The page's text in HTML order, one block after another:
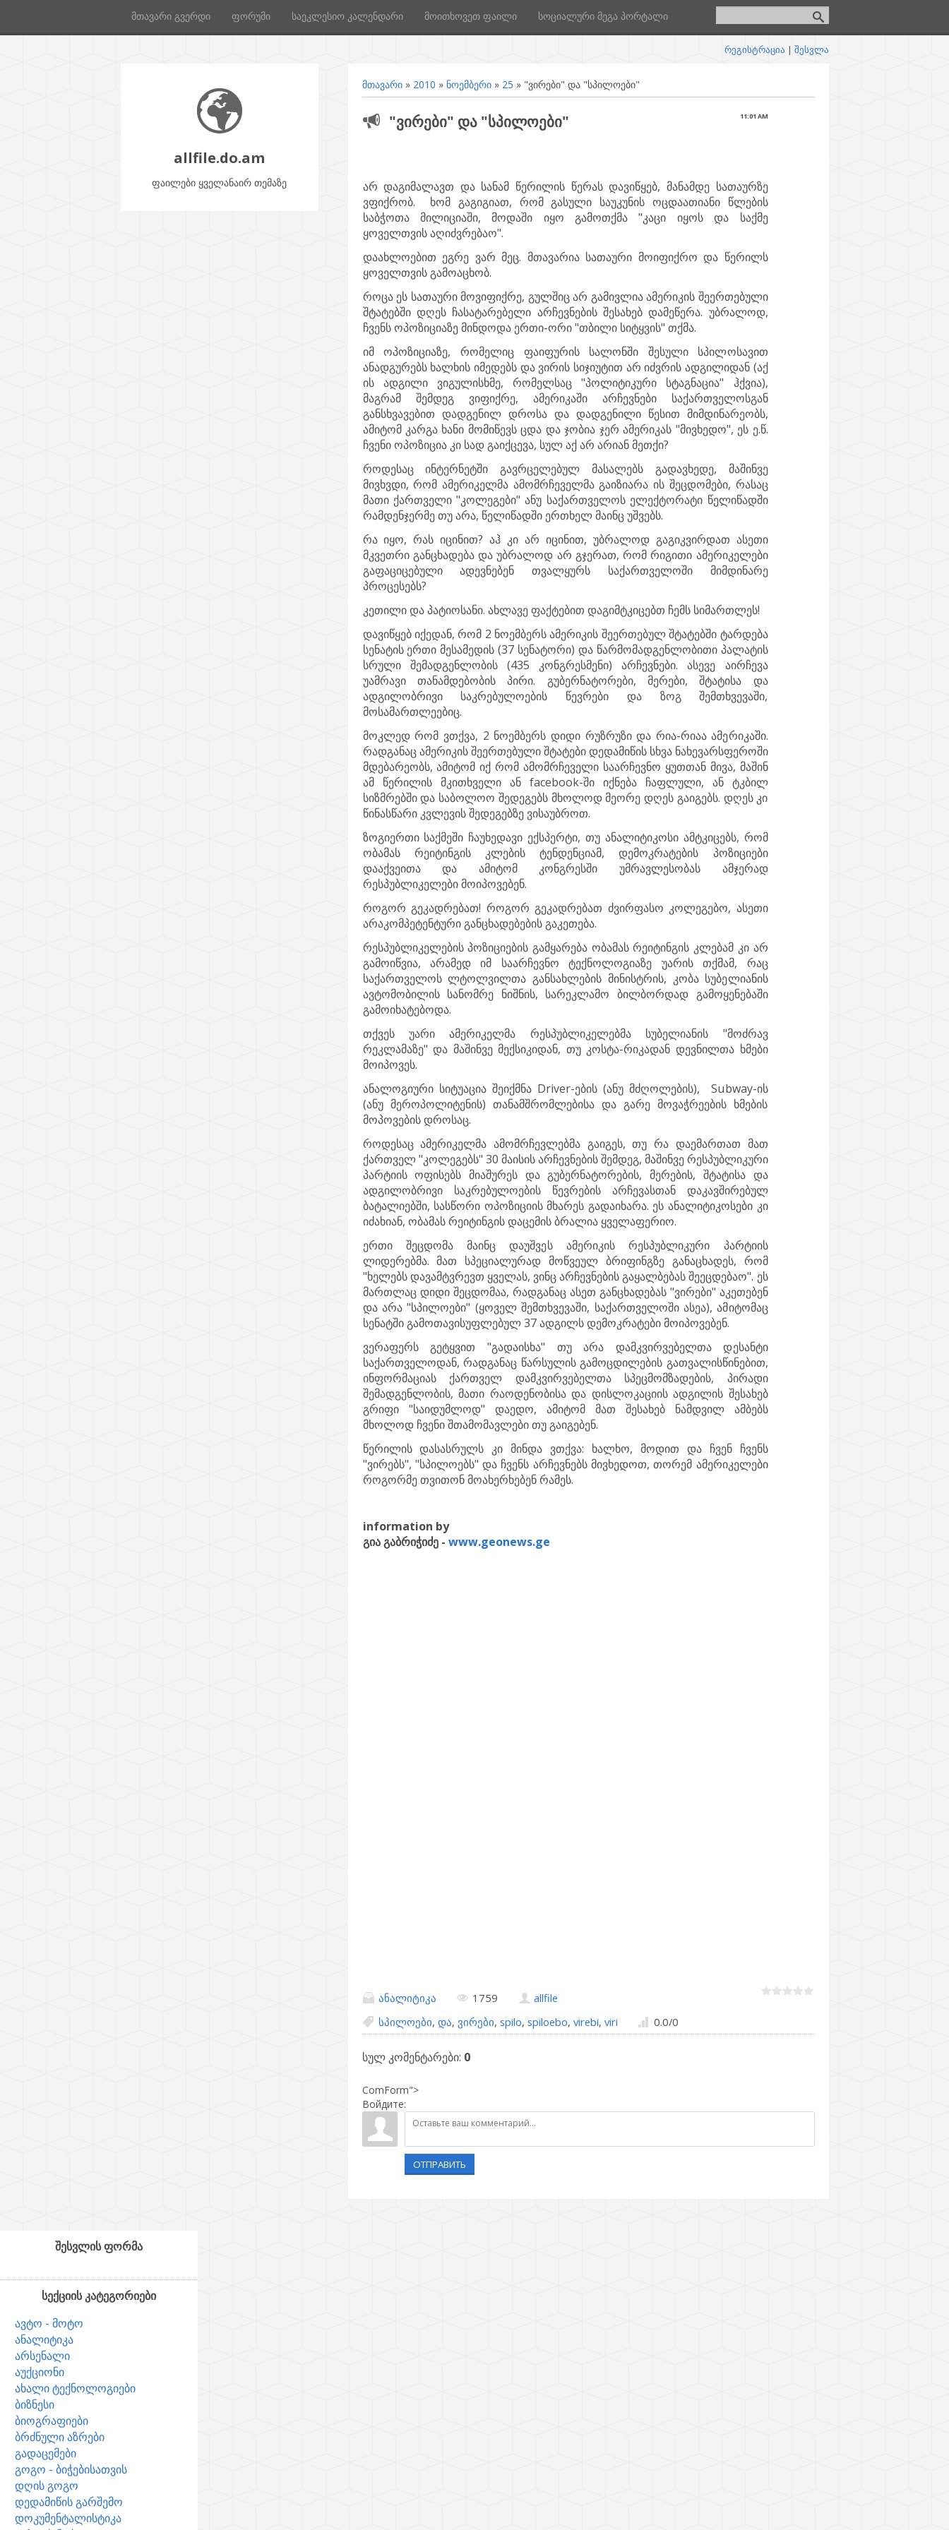
მთავარი გვერდი ფორუმი საეკლესიო კალენდარი მოითხოვეთ ფაილი სოციალური მეგა პორტალი
რეგისტრაცია | შესვლა
allfile.do.am
ფაილები ყველანაირ თემაზე
მთავარი» 2010 » ნოემბერი » 25 » "ვირები" და "სპილოები"
11:01 AM
"ვირები" და "სპილოები"
არ დაგიმალავთ და სანამ წერილის წერას დავიწყებ, მანამდე სათაურზე
ვფიქრობ. ხომ გაგიგიათ, რომ გასული საუკუნის ოცდაათიანი წლების
საბჭოთა მილიციაში, მოდაში იყო გამოთქმა "კაცი იყოს და საქმე
ყოველთვის აღიძვრებაო".
დაახლოებით ეგრე ვარ მეც. მთავარია სათაური მოიფიქრო და წერილს
ყოველთვის გამოაცხობ.
როცა ეს სათაური მოვიფიქრე, გულშიც არ გამივლია ამერიკის შეერთებული
შტატებში დღეს ჩასატარებელი არჩევნების შესახებ დამეწერა. უბრალოდ,
ჩვენს ოპოზიციაზე მინდოდა ერთი-ორი "თბილი სიტყვის" თქმა.
იმ ოპოზიციაზე, რომელიც ფაიფურის სალონში შესული სპილოსავით
ანადგურებს ხალხის იმედებს და ვირის სიჯიუტით არ იძვრის ადგილიდან (აქ
ის ადგილი ვიგულისხმე, რომელსაც "პოლიტიკური სტაგნაცია" ჰქვია),
მაგრამ შემდეგ ვიფიქრე, ამერიკაში არჩევნები საქართველოსგან
განსხვავებით დადგენილ დროსა და დადგენილი წესით მიმდინარეობს,
ამიტომ კარგა ხანი მომიწევს ცდა და ჯობია ჯერ ამერიკას "მივხედო", ეს ე.წ.
ჩვენი ოპოზიცია კი სად გაიქცევა, სულ აქ არ არიან მეთქი?
როდესაც ინტერნეტში გავრცელებულ მასალებს გადავხედე, მაშინვე
მივხვდი, რომ ამერიკელმა ამომრჩეველმა გაიზიარა ის შეცდომები, რასაც
მათი ქართველი "კოლეგები" ანუ საქართველოს ელექტორატი წელიწადში
რამდენჯერმე თუ არა, წელიწადში ერთხელ მაინც უშვებს.
რა იყო, რას იცინით? აჰ კი არ იცინით, უბრალოდ გაგიკვირდათ ასეთი
მკვეთრი განცხადება და უბრალოდ არ გჯერათ, რომ რიგითი ამერიკელები
გაფაციცებული ადევნებენ თვალყურს საქართველოში მიმდინარე
პროცესებს?
კეთილი და პატიოსანი. ახლავე ფაქტებით დაგიმტკიცებთ ჩემს სიმართლეს!
დავიწყებ იქედან, რომ 2 ნოემბერს ამერიკის შეერთებულ შტატებში ტარდება
სენატის ერთი მესამედის (37 სენატორი) და წარმომადგენლობითი პალატის
სრული შემადგენლობის (435 კონგრესმენი) არჩევნები. ასევე აირჩევა
უამრავი თანამდებობის პირი. გუბერნატორები, მერები, შტატისა და
ადგილობრივი საკრებულოების წევრები და ზოგ შემთხვევაში,
მოსამართლეებიც.
მოკლედ რომ ვთქვა, 2 ნოემბერს დიდი რუზრუზი და რია-რიაა ამერიკაში.
რადგანაც ამერიკის შეერთებული შტატები დედამიწის სხვა ნახევარსფეროში
მდებარეობს, ამიტომ იქ რომ ამომრჩეველი საარჩევნო ყუთთან მივა, მაშინ
ამ წერილის მკითხველი ან facebook-ში იქნება ჩაფლული, ან ტკბილ
სიზმრებში და საბოლოო შედეგებს მხოლოდ მეორე დღეს გაიგებს. დღეს კი
წინასწარი კვლევის შედეგებზე ვისაუბროთ.
ზოგიერთი საქმეში ჩაუხედავი ექსპერტი, თუ ანალიტიკოსი ამტკიცებს, რომ
ობამას რეიტინგის კლების ტენდენციამ, დემოკრატების პოზიციები
დააქვეითა და ამიტომ კონგრესში უმრავლესობას ამჯერად
რესპუბლიკელები მოიპოვებენ.
როგორ გეკადრებათ! როგორ გეკადრებათ ძვირფასო კოლეგებო, ასეთი
არაკომპეტენტური განცხადებების გაკეთება.
რესპუბლიკელების პოზიციების გამყარება ობამას რეიტინგის კლებამ კი არ
გამოიწვია, არამედ იმ საარჩევნო ტექნოლოგიაზე უარის თქმამ, რაც
საქართველოს ლტოლვილთა განსახლების მინისტრის, კობა სუბელიანის
ავტომობილის სანომრე ნიშნის, სარეკლამო ბილბორდად გამოყენებაში
გამოიხატებოდა.
თქვეს უარი ამერიკელმა რესპუბლიკელებმა სუბელიანის "მოძრავ
რეკლამაზე" და მაშინვე მექსიკიდან, თუ კოსტა-რიკადან დევნილთა ხმები
მოიპოვეს.
ანალოგიური სიტუაცია შეიქმნა Driver-ების (ანუ მძღოლების), Subway-ის
(ანუ მეროპოლიტენის) თანამშრომლებისა და გარე მოვაჭრეების ხმების
მოპოვების დროსაც.
როდესაც ამერიკელმა ამომრჩევლებმა გაიგეს, თუ რა დაემართათ მათ
ქართველ "კოლეგებს" 30 მაისის არჩევნების შემდეგ, მაშინვე რესპუბლიკური
პარტიის ოფისებს მიაშურეს და გუბერნატორების, მერების, შტატისა და
ადგილობრივი საკრებულოების წევრების არჩევასთან დაკავშირებულ
ბატალიებში, სასწორი ოპოზიციის მხარეს გადაიხარა. ეს ანალიტიკოსები კი
იძახიან, ობამას რეიტინგის დაცემის ბრალია ყველაფერიო.
ერთი შეცდომა მაინც დაუშვეს ამერიკის რესპუბლიკური პარტიის
ლიდერებმა. მათ სპეციალურად მოწვეულ ბრიფინგზე განაცხადეს, რომ
"ხელებს დავამტვრევთ ყველას, ვინც არჩევნების გაყალბებას შეეცდებაო". ეს
მართლაც დიდი შეცდომაა, რადგანაც ასეთ განცხადებას "ვირები" აკეთებენ
და არა "სპილოები" (ყოველ შემთხვევაში, საქართველოში ასეა), ამიტომაც
სენატში გამოთავისუფლებულ 37 ადგილს დემოკრატები მოიპოვებენ.
ვერაფერს გეტყვით "გადაისხა" თუ არა დამკვირვებელთა დესანტი
საქართველოდან, რადგანაც წარსულის გამოცდილების გათვალისწინებით,
ინფორმაციას ქართველ დამკვირვებელთა სპეცმომზადების, პირადი
შემადგენლობის, მათი რაოდენობისა და დისლოკაციის ადგილის შესახებ
გრიფი "საიდუმლოდ" დაედო, ამიტომ მათ შესახებ ნამდვილ ამბებს
მხოლოდ ჩვენი შთამომავლები თუ გაიგებენ.
წერილის დასასრულს კი მინდა ვთქვა: ხალხო, მოდით და ჩვენ ჩვენს
"ვირებს", "სპილოებს" და ჩვენს არჩევნებს მივხედოთ, თორემ ამერიკელები
როგორმე თვითონ მოახერხებენ რამეს.
information by
გია გაბრიჭიძე - www.geonews.ge
ანალიტიკა 1759
allfile
სპილოები, და, ვირები, spilo, spiloebo, virebi, viri 0.0/0
სულ კომენტარები: 0
ComForm">
Войдите:
ОТПРАВИТЬ
შესვლის ფორმა
სექციის კატეგორიები
ავტო - მოტო
ანალიტიკა
არსენალი
აუქციონი
ახალი ტექნოლოგიები
ბიზნესი
ბიოგრაფიები
ბრძნული აზრები
გადაცემები
გოგო - ბიჭებისათვის
დღის გოგო
დედამიწის გარშემო
დოკუმენტალისტიკა